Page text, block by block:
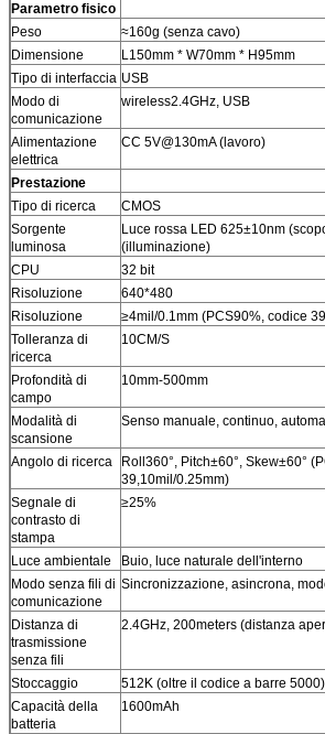
Parametro fisico
Peso
≈160g (senza cavo)
Dimensione
L150mm * W70mm * H95mm
Tipo di interfaccia USB
Modo di
comunicazione
wireless2.4GHz, USB
Alimentazione
elettrica
CC 5V@130mA (lavoro)
Prestazione
Tipo di ricerca
CMOS
Sorgente
luminosa
Luce rossa LED 625±10nm
(illuminazione)
CPU
32 bit
Risoluzione
640*480
Risoluzione
≥4mil/0.1mm (PCS90%, codice
Tolleranza di
ricerca
10CM/S
Profondità di
campo
10mm-500mm
Modalità di
scansione
Senso manuale, continuo,
Angolo di ricerca
Roll360°, Pitch±60°, Skew±60°
39,10mil/0.25mm)
Segnale di
contrasto di
stampa
≥25%
Luce ambientale
Buio, luce naturale dell'interno
Modo senza fili di
comunicazione
Sincronizzazione, asincrona,
Distanza di
trasmissione
senza fili
2.4GHz, 200meters (distanza
Stoccaggio
512K (oltre il codice a barre 5000)
Capacità della
batteria
1600mAh